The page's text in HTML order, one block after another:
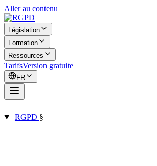
Aller au contenu
Législation
Formation
Ressources
TarifsVersion gratuite
FR
RGPD §